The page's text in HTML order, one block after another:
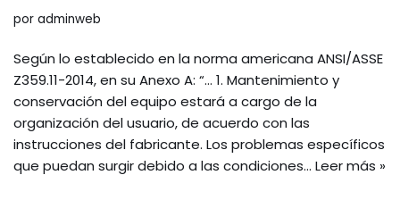
por adminweb
Según lo establecido en la norma americana ANSI/ASSE
Z359.11-2014, en su Anexo A: “… 1. Mantenimiento y
conservación del equipo estará a cargo de la
organización del usuario, de acuerdo con las
instrucciones del fabricante. Los problemas específicos
que puedan surgir debido a las condiciones… Leer más »